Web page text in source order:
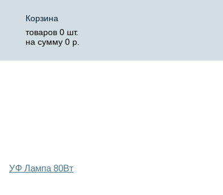
Корзина
товаров 0 шт.
на сумму 0 р.
УФ Лампа 80Вт